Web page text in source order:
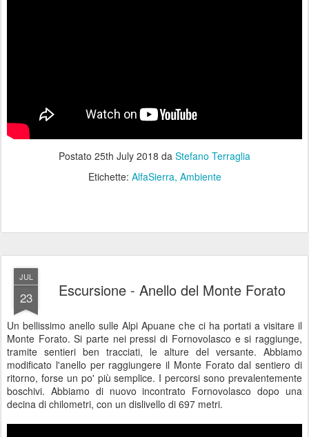
Postato 25th July 2018 da Stefano Terraglia
Etichette: AlfaSierra Ambiente
JUL
23 Escursione - Anello del Monte Forato
Un bellissimo anello sulle Alpi Apuane che ci ha portati a visitare il
Monte Forato. Si parte nei pressi di Fornovolasco e si raggiunge,
tramite sentieri ben tracciati, le alture del versante. Abbiamo
modificato l'anello per raggiungere il Monte Forato dal sentiero di
ritorno, forse un po' più semplice. I percorsi sono prevalentemente
boschivi. Abbiamo di nuovo incontrato Fornovolasco dopo una
decina di chilometri, con un dislivello di 697 metri.